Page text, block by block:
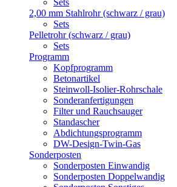
Sets
2,00 mm Stahlrohr (schwarz / grau)
Sets
Pelletrohr (schwarz / grau)
Sets
Programm
Kopfprogramm
Betonartikel
Steinwoll-Isolier-Rohrschale
Sonderanfertigungen
Filter und Rauchsauger
Standascher
Abdichtungsprogramm
DW-Design-Twin-Gas
Sonderposten
Sonderposten Einwandig
Sonderposten Doppelwandig